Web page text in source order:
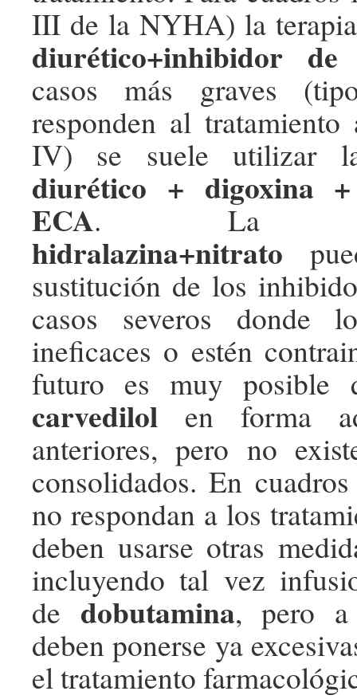
III de la NYHA) la
diurético+inhibidor
casos más graves
responden al
IV) se suele utilizar
diurético + digoxina
ECA. La
hidralazina+nitrato
sustitución de los
casos severos donde
ineficaces o estén
futuro es muy posible
carvedilol en forma
anteriores, pero no
consolidados. En
no respondan a los
deben usarse otras
incluyendo tal vez
de dobutamina, pero
deben ponerse ya
el tratamiento